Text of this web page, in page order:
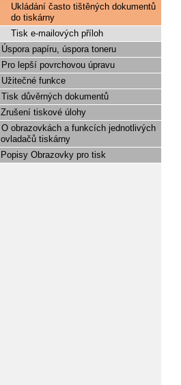
Ukládání často tištěných dokumentů
do tiskárny
Tisk e-mailových příloh
Úspora papíru, úspora toneru
Pro lepší povrchovou úpravu
Užitečné funkce
Tisk důvěrných dokumentů
Zrušení tiskové úlohy
O obrazovkách a funkcích jednotlivých
ovladačů tiskárny
Popisy Obrazovky pro tisk